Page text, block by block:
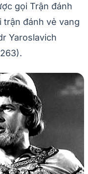
gọi Trận đánh
trận đánh vẻ vang
Yaroslavich